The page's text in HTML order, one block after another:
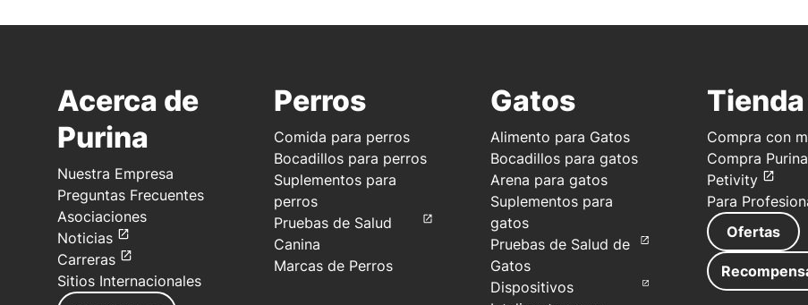
Acerca de
Purina
Nuestra Empresa
Preguntas Frecuentes
Asociaciones
Noticias
Carreras
Sitios Internacionales
Perros
Comida para perros
Bocadillos para perros
Suplementos para
perros
Pruebas de Salud
Canina
Marcas de Perros
Gatos
Alimento para Gatos
Bocadillos para gatos
Arena para gatos
Suplementos para
gatos
Pruebas de Salud de
Gatos
Dispositivos
Tienda
Compra con
Compra Purina
Petivity
Para
Ofertas